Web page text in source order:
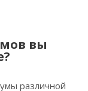
вы
различной